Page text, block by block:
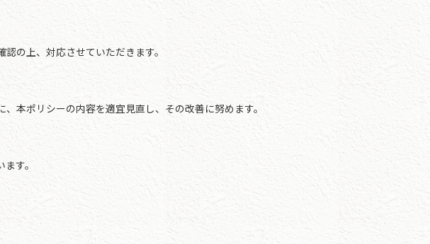
の上、対応させていただきます。
本ポリシーの内容を適宜見直し、その改善に努めます。
ます。